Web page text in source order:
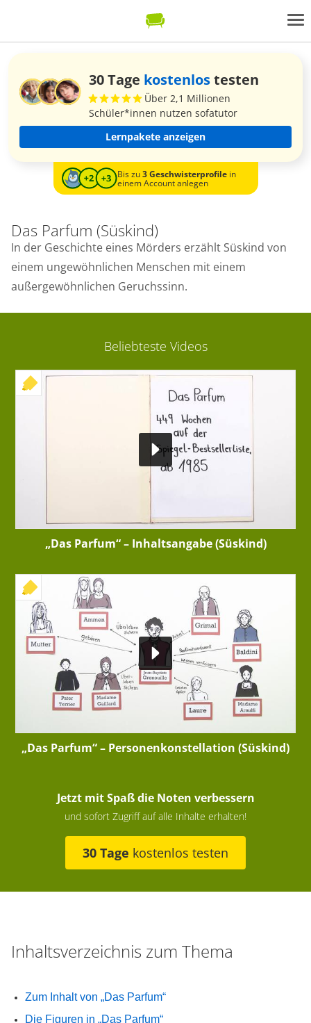
30 Tage kostenlostesten
Über 2,1 Millionen
Schüler*innen nutzen sofatutor
Lernpakete anzeigen
Bis zu3 Geschwisterprofilein
einem Account anlegen
Das Parfum (Süskind)
In der Geschichte eines Mörders erzählt Süskind von
einem ungewöhnlichen Menschen mit einem
außergewöhnlichen Geruchssinn.
Beliebteste Videos
„Das Parfum“ – Inhaltsangabe (Süskind)
+ INTERAKTIVE ÜBUNG
„Das Parfum“ – Personenkonstellation (Süskind)
Jetzt mit Spaß die Noten verbessern
und sofort Zugriff auf alle Inhalte erhalten!
30 Tage kostenlos testen
Inhaltsverzeichnis zum Thema
Zum Inhalt von „Das Parfum“
Die Figuren in „Das Parfum“